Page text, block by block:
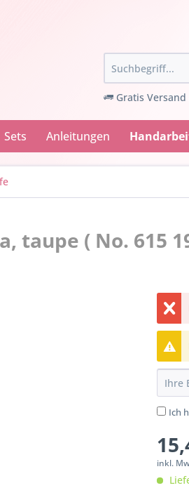
Gratis Versand
Sets Anleitungen
taupe ( No. 615
Ich
inkl.